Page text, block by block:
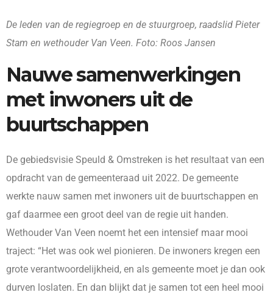
De leden van de regiegroep en de stuurgroep, raadslid Pieter
Stam en wethouder Van Veen. Foto: Roos Jansen
Nauwe samenwerkingen
met inwoners uit de
buurtschappen
De gebiedsvisie Speuld & Omstreken is het resultaat van een
opdracht van de gemeenteraad uit 2022. De gemeente
werkte nauw samen met inwoners uit de buurtschappen en
gaf daarmee een groot deel van de regie uit handen.
Wethouder Van Veen noemt het een intensief maar mooi
traject: “Het was ook wel pionieren. De inwoners kregen een
grote verantwoordelijkheid, en als gemeente moet je dan ook
durven loslaten. En dan blijkt dat je samen tot een heel mooi